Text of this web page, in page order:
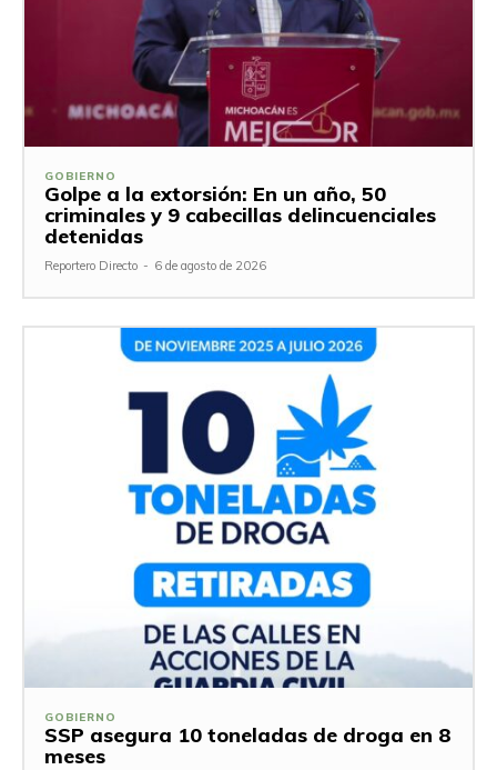
GOBIERNO
Golpe a la extorsión: En un año, 50
criminales y 9 cabecillas delincuenciales
detenidas
Reportero Directo - 6 de agosto de 2026
GOBIERNO
SSP asegura 10 toneladas de droga en 8
meses